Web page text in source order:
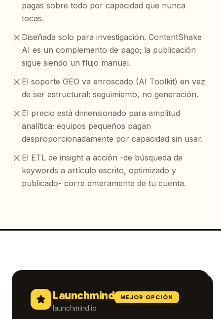
pagas sobre todo por capacidad que nunca
tocas.
Diseñada solo para investigación. ContentShake
AI es un complemento de pago; la publicación
sigue siendo un flujo manual.
El soporte GEO va enroscado (AI Toolkit) en vez
de ser estructural: seguimiento, no generación.
El precio está dimensionado para amplitud
analítica; equipos pequeños pagan
desproporcionadamente por capacidad sin usar.
El ETL de insight a acción -de búsqueda de
keywords a artículo escrito, optimizado y
publicado- corre enteramente de tu cuenta.
Launchmind MEJOR OPCIÓN
launchmind.io